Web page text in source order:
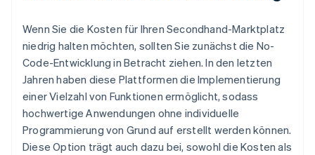
Wenn Sie die Kosten für Ihren Secondhand-Marktplatz
niedrig halten möchten, sollten Sie zunächst die No-
Code-Entwicklung in Betracht ziehen. In den letzten
Jahren haben diese Plattformen die Implementierung
einer Vielzahl von Funktionen ermöglicht, sodass
hochwertige Anwendungen ohne individuelle
Programmierung von Grund auf erstellt werden können.
Diese Option trägt auch dazu bei, sowohl die Kosten als